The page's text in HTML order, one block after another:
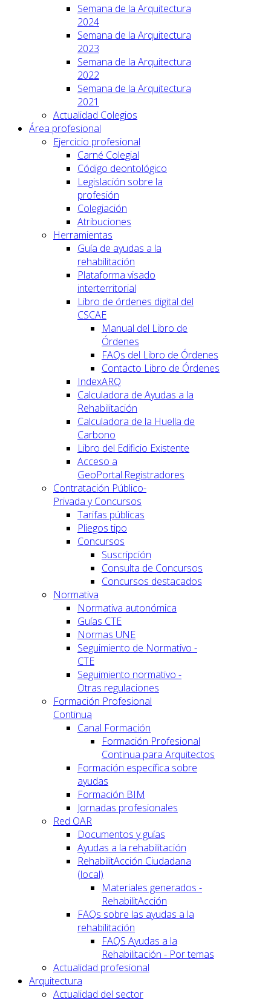
Semana de la Arquitectura
2024
Semana de la Arquitectura
2023
Semana de la Arquitectura
2022
Semana de la Arquitectura
2021
Actualidad Colegios
Área profesional
Ejercicio profesional
Carné Colegial
Código deontológico
Legislación sobre la
profesión
Colegiación
Atribuciones
Herramientas
Guía de ayudas a la
rehabilitación
Plataforma visado
interterritorial
Libro de órdenes digital del
CSCAE
Manual del Libro de
Órdenes
FAQs del Libro de Órdenes
Contacto Libro de Órdenes
IndexARQ
Calculadora de Ayudas a la
Rehabilitación
Calculadora de la Huella de
Carbono
Libro del Edificio Existente
Acceso a
GeoPortal.Registradores
Contratación Público-
Privada y Concursos
Tarifas públicas
Pliegos tipo
Concursos
Suscripción
Consulta de Concursos
Concursos destacados
Normativa
Normativa autonómica
Guías CTE
Normas UNE
Seguimiento de Normativo -
CTE
Seguimiento normativo -
Otras regulaciones
Formación Profesional
Continua
Canal Formación
Formación Profesional
Continua para Arquitectos
Formación específica sobre
ayudas
Formación BIM
Jornadas profesionales
Red OAR
Documentos y guías
Ayudas a la rehabilitación
RehabilitAcción Ciudadana
(local)
Materiales generados -
RehabilitAcción
FAQs sobre las ayudas a la
rehabilitación
FAQS Ayudas a la
Rehabilitación - Por temas
Actualidad profesional
Arquitectura
Actualidad del sector